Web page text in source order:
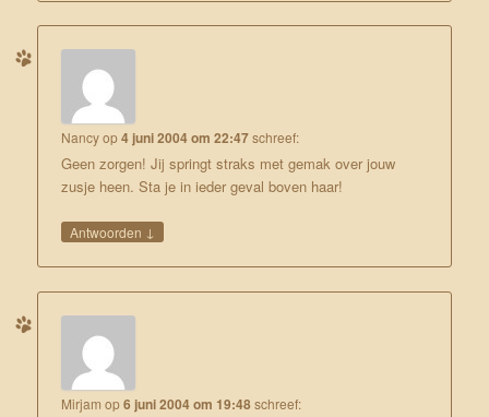
Nancyop4 juni 2004 om 22:47schreef:
Geen zorgen! Jij springt straks met gemak over jouw
zusje heen. Sta je in ieder geval boven haar!
Antwoorden ↓
Mirjam op6 juni 2004 om 19:48schreef: